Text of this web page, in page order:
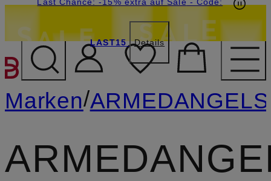
ZUM HAUPTINHALT
LAST15 Details
Marken/ARMEDANGELS